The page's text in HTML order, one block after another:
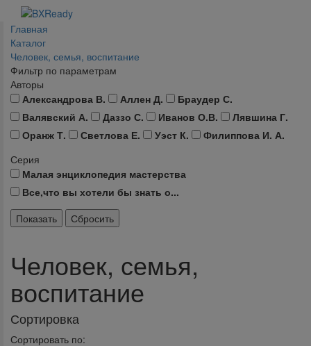
Главная
Каталог
Человек, семья, воспитание
Фильтр по параметрам
Авторы
Александрова В.
Аллен Д.
Браудер С.
Валявский А.
Даззо С. Иванов О.В.
Лявшина Г.
Оранж Т.
Светлова Е. Уэст К.
Филиппова И. А.
Серия
Малая энциклопедия мастерства
Все,что вы хотели бы знать о...
Человек, семья,
воспитание
Сортировка
Сортировать по: